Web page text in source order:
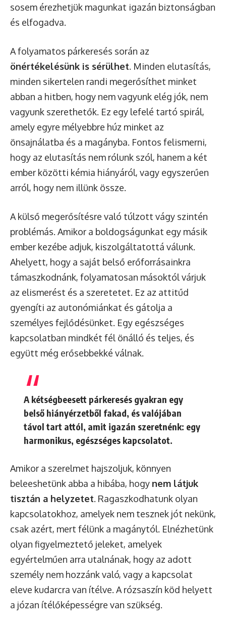
sosem érezhetjük magunkat igazán biztonságban
és elfogadva.
A folyamatos párkeresés során az
önértékelésünk is sérülhet. Minden elutasítás,
minden sikertelen randi megerősíthet minket
abban a hitben, hogy nem vagyunk elég jók, nem
vagyunk szerethetők. Ez egy lefelé tartó spirál,
amely egyre mélyebbre húz minket az
önsajnálatba és a magányba. Fontos felismerni,
hogy az elutasítás nem rólunk szól, hanem a két
ember közötti kémia hiányáról, vagy egyszerűen
arról, hogy nem illünk össze.
A külső megerősítésre való túlzott vágy szintén
problémás. Amikor a boldogságunkat egy másik
ember kezébe adjuk, kiszolgáltatottá válunk.
Ahelyett, hogy a saját belső erőforrásainkra
támaszkodnánk, folyamatosan másoktól várjuk
az elismerést és a szeretetet. Ez az attitűd
gyengíti az autonómiánkat és gátolja a
személyes fejlődésünket. Egy egészséges
kapcsolatban mindkét fél önálló és teljes, és
együtt még erősebbekké válnak.
A kétségbeesett párkeresés gyakran egy
belső hiányérzetből fakad, és valójában
távol tart attól, amit igazán szeretnénk: egy
harmonikus, egészséges kapcsolatot.
Amikor a szerelmet hajszoljuk, könnyen
beleeshetünk abba a hibába, hogy nem látjuk
tisztán a helyzetet. Ragaszkodhatunk olyan
kapcsolatokhoz, amelyek nem tesznek jót nekünk,
csak azért, mert félünk a magánytól. Elnézhetünk
olyan figyelmeztető jeleket, amelyek
egyértelműen arra utalnának, hogy az adott
személy nem hozzánk való, vagy a kapcsolat
eleve kudarcra van ítélve. A rózsaszín köd helyett
a józan ítélőképességre van szükség.